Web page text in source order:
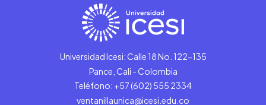
Universidad Icesi: Calle 18 No. 122-135
Pance, Cali - Colombia
Teléfono: +57 (602) 555 2334
ventanillaunica@icesi.edu.co